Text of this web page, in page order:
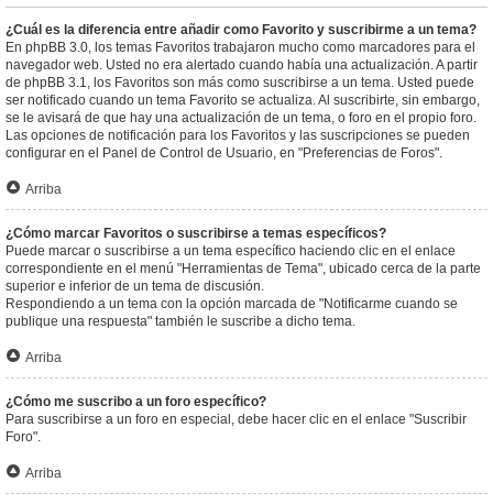
¿Cuál es la diferencia entre añadir como Favorito y suscribirme a un tema?
En phpBB 3.0, los temas Favoritos trabajaron mucho como marcadores para el
navegador web. Usted no era alertado cuando había una actualización. A partir
de phpBB 3.1, los Favoritos son más como suscribirse a un tema. Usted puede
ser notificado cuando un tema Favorito se actualiza. Al suscribirte, sin embargo,
se le avisará de que hay una actualización de un tema, o foro en el propio foro.
Las opciones de notificación para los Favoritos y las suscripciones se pueden
configurar en el Panel de Control de Usuario, en "Preferencias de Foros".
Arriba
¿Cómo marcar Favoritos o suscribirse a temas específicos?
Puede marcar o suscribirse a un tema específico haciendo clic en el enlace
correspondiente en el menú "Herramientas de Tema", ubicado cerca de la parte
superior e inferior de un tema de discusión.
Respondiendo a un tema con la opción marcada de "Notificarme cuando se
publique una respuesta" también le suscribe a dicho tema.
Arriba
¿Cómo me suscribo a un foro específico?
Para suscribirse a un foro en especial, debe hacer clic en el enlace "Suscribir
Foro".
Arriba